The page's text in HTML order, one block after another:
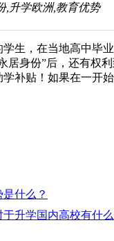
,升学欧洲,教育优势
生，在当地高中毕
居身份”后，还有权
补贴！如果在一开
什么？
升学国内高校有什